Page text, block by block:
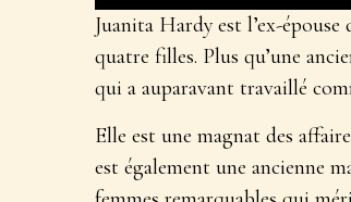
Juanita Hardy est l’ex-
quatre filles. Plus qu’une
qui a auparavant travaillé
Elle est une magnat des
est également une ancienne